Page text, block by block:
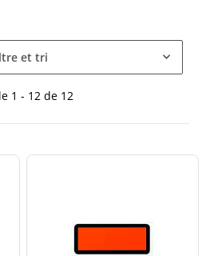
et tri
1 - 12 de 12